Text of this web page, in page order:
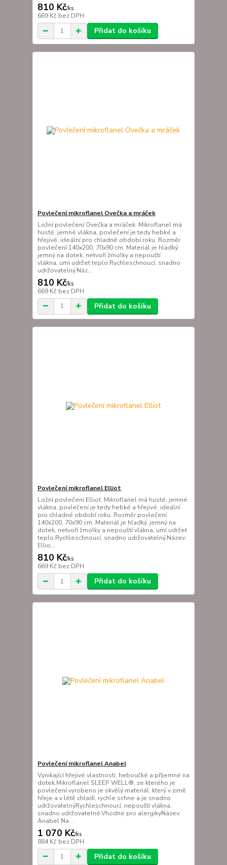
810 Kč/ks
669 Kč bez DPH
Přidat do košíku
Povlečení mikroflanel Ovečka a mráček
Ložní povlečení Ovečka a mráček. Mikroflanel má
husté, jemné vlákna, povlečení je tedy hebké a
hřejivé, ideální pro chladné období roku. Rozměr
povlečení 140x200, 70x90 cm. Materiál je hladký,
jemný na dotek, netvoří žmolky a nepouští
vlákna, umí udržet teplo.Rychleschnoucí, snadno
udržovatelný.Náz...
810 Kč/ks
669 Kč bez DPH
Přidat do košíku
Povlečení mikroflanel Elliot
Ložní povlečení Elliot. Mikroflanel má husté, jemné
vlákna, povlečení je tedy hebké a hřejivé, ideální
pro chladné období roku. Rozměr povlečení
140x200, 70x90 cm. Materiál je hladký, jemný na
dotek, netvoří žmolky a nepouští vlákna, umí udržet
teplo.Rychleschnoucí, snadno udržovatelný.Název:
Ellio...
810 Kč/ks
669 Kč bez DPH
Přidat do košíku
Povlečení mikroflanel Anabel
Vynikající hřejivé vlastnosti, heboučké a příjemné na
dotek.Mikroflanel SLEEP WELL®, ze kterého je
povlečení vyrobeno je skvělý materiál, který v zimě
hřeje a v létě chladí, rychle schne a je snadno
udržovatelnýRychleschnoucí, nepouští vlákna,
snadno udržovatelné.Vhodné pro alergikyNázev:
Anabel.Na ...
1 070 Kč/ks
884 Kč bez DPH
Přidat do košíku